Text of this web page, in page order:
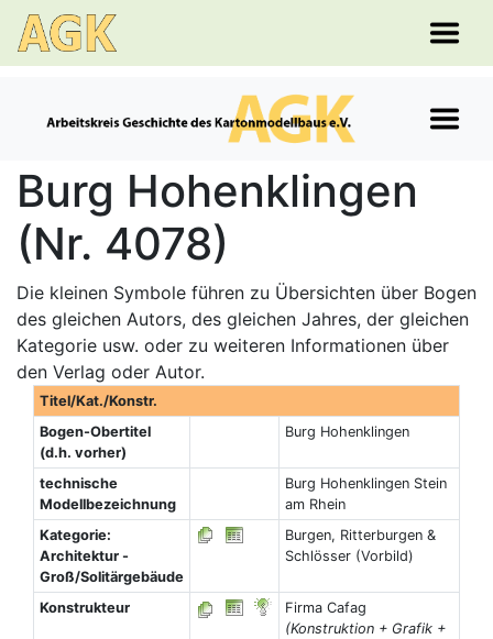
Burg Hohenklingen
(Nr. 4078)
Die kleinen Symbole führen zu Übersichten über Bogen
des gleichen Autors, des gleichen Jahres, der gleichen
Kategorie usw. oder zu weiteren Informationen über
den Verlag oder Autor.
Titel/Kat./Konstr.
Bogen-Obertitel
(d.h. vorher)
Burg Hohenklingen
technische
Modellbezeichnung
Burg Hohenklingen Stein
am Rhein
Kategorie:
Architektur -
Groß/Solitärgebäude
Burgen, Ritterburgen &
Schlösser (Vorbild)
Konstrukteur
Firma Cafag
(Konstruktion + Grafik +